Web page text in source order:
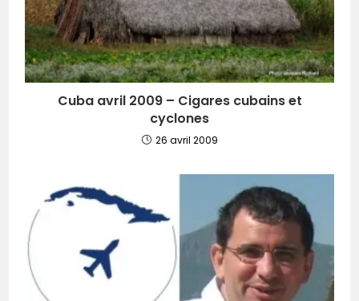
Cuba avril 2009 – Cigares cubains et
cyclones
26 avril 2009